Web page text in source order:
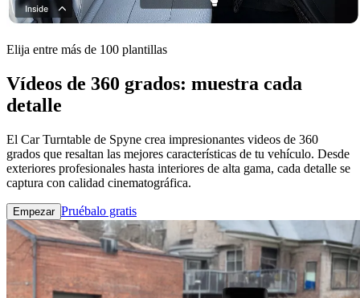
Elija entre más de 100 plantillas
Vídeos de 360 ​​grados: muestra cada
detalle
El Car Turntable de Spyne crea impresionantes videos de 360 ​​
grados que resaltan las mejores características de tu vehículo. Desde
exteriores profesionales hasta interiores de alta gama, cada detalle se
captura con calidad cinematográfica.
Empezar Pruébalo gratis